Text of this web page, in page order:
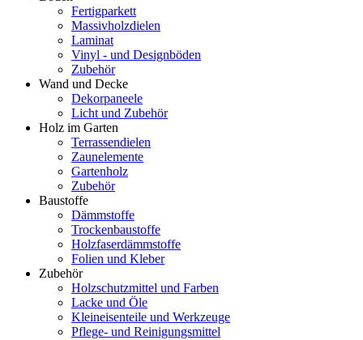
Fertigparkett
Massivholzdielen
Laminat
Vinyl - und Designböden
Zubehör
Wand und Decke
Dekorpaneele
Licht und Zubehör
Holz im Garten
Terrassendielen
Zaunelemente
Gartenholz
Zubehör
Baustoffe
Dämmstoffe
Trockenbaustoffe
Holzfaserdämmstoffe
Folien und Kleber
Zubehör
Holzschutzmittel und Farben
Lacke und Öle
Kleineisenteile und Werkzeuge
Pflege- und Reinigungsmittel